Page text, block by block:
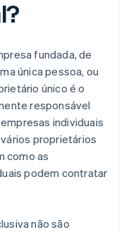
fundada, de
única pessoa, ou
único é o
responsável
individuais
proprietários
como as
podem contratar
não são